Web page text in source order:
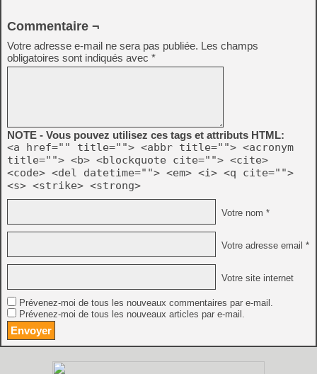
Commentaire ¬
Votre adresse e-mail ne sera pas publiée. Les champs
obligatoires sont indiqués avec *
NOTE - Vous pouvez utilisez ces tags et attributs HTML:
<a href="" title=""> <abbr title=""> <acronym
title=""> <b> <blockquote cite=""> <cite>
<code> <del datetime=""> <em> <i> <q cite="">
<s> <strike> <strong>
Votre nom *
Votre adresse email *
Votre site internet
Prévenez-moi de tous les nouveaux commentaires par e-mail.
Prévenez-moi de tous les nouveaux articles par e-mail.